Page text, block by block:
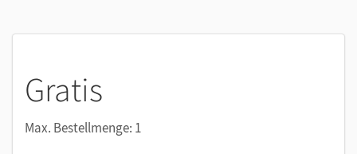
Notizen erstellen
Markierungen setzen
Gratis
Max. Bestellmenge: 1